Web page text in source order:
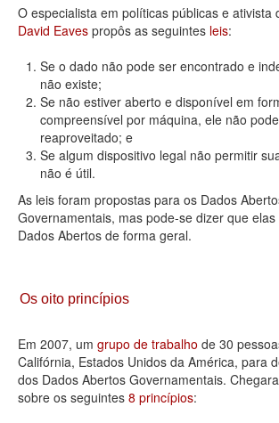
O especialista em políticas públicas e ativista
David Eaves propôs as seguintes leis:
Se o dado não pode ser encontrado e
não existe;
Se não estiver aberto e disponível em
compreensível por máquina, ele não
reaproveitado; e
Se algum dispositivo legal não permitir
não é útil.
As leis foram propostas para os Dados
Governamentais, mas pode-se dizer que
Dados Abertos de forma geral.
Os oito princípios
Em 2007, um grupo de trabalho de 30
Califórnia, Estados Unidos da América, para
dos Dados Abertos Governamentais.
sobre os seguintes 8 princípios: